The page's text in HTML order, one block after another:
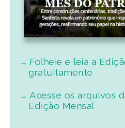
Folheie e leia a
gratuitamente
Acesse os arquivos
Edição Mensal